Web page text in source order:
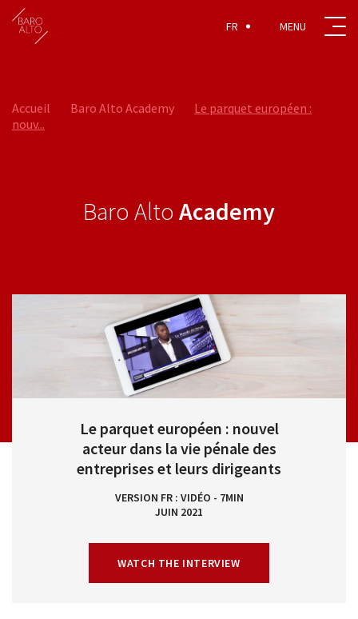
FR
Accueil Baro Alto Academy
Le parquet européen :
nouv...
Baro Alto Academy
Le parquet européen : nouvel
acteur dans la vie pénale des
entreprises et leurs dirigeants
VERSION FR VIDÉO - 7MIN
JUIN 2021
WATCH THE INTERVIEW